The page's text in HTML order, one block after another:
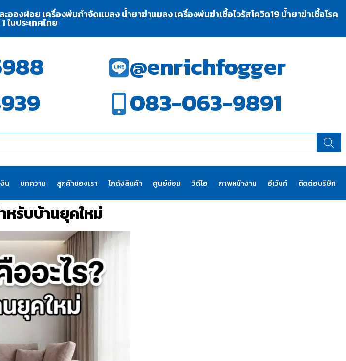
องฝอย เครื่องพ่นกำจัดแมลง น้ำยาฆ่าแมลง เครื่องพ่นฆ่าเชื้อไวรัสโควิด19 น้ำยาฆ่าเชื้อโรค
ในประเทศไทย
@enrichfogger
083-063-9891
น บทความ ลูกค้าของเรา โกดังสินค้า ศูนย์ซ่อม วีดีโอ ภาพหน้างาน อีเว้นท์ ติดต่อบริษัท
หรับบ้านยุคใหม่